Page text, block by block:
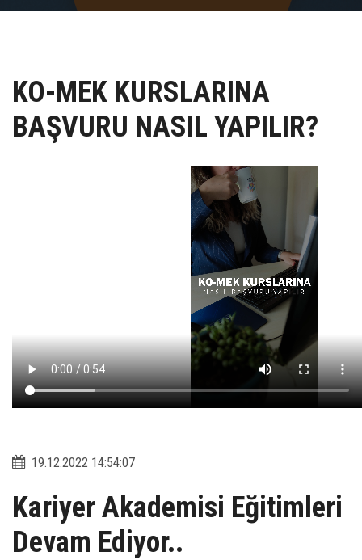
İLETİŞİM
KO-MEK KURSLARINA
BAŞVURU NASIL YAPILIR?
19.12.2022 14:54:07
Kariyer Akademisi Eğitimleri
Devam Ediyor..